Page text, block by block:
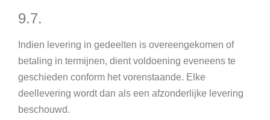
9.7.
Indien levering in gedeelten is overeengekomen of
betaling in termijnen, dient voldoening eveneens te
geschieden conform het vorenstaande. Elke
deellevering wordt dan als een afzonderlijke levering
beschouwd.